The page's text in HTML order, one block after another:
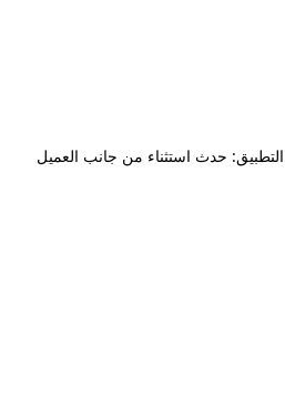
حدث استثناء من جانب العميل